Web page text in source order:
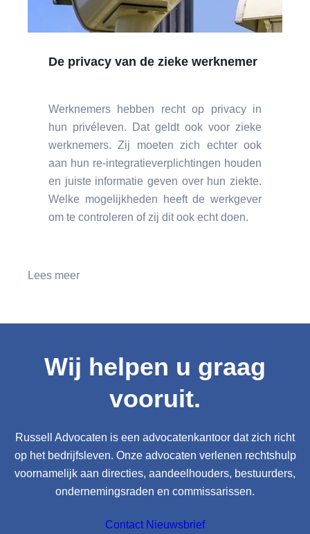
De privacy van de zieke werknemer
Werknemers hebben recht op privacy in
hun privéleven. Dat geldt ook voor zieke
werknemers. Zij moeten zich echter ook
aan hun re-integratieverplichtingen houden
en juiste informatie geven over hun ziekte.
Welke mogelijkheden heeft de werkgever
om te controleren of zij dit ook echt doen.
Lees meer
Wij helpen u graag
vooruit.
Russell Advocaten is een advocatenkantoor dat zich richt
op het bedrijfsleven. Onze advocaten verlenen rechtshulp
voornamelijk aan directies, aandeelhouders, bestuurders,
ondernemingsraden en commissarissen.
Contact Nieuwsbrief